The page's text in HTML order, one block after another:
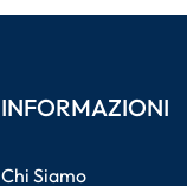
INFORMAZIONI
Chi Siamo